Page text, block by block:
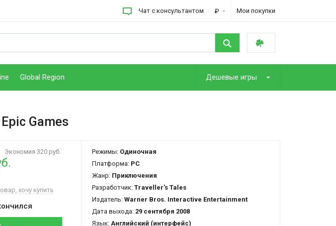
Чат с консультантом ₽ Мои покупки
Global Region Дешевые игры
Games
Экономия 320 руб.
хочу купить
Режимы: Одиночная
Платформа: PC
Жанр: Приключения
Разработчик: Traveller's Tales
Издатель: Warner Bros. Interactive Entertainment
Дата выхода: 29 сентября 2008
Язык: Английский (интерфейс)